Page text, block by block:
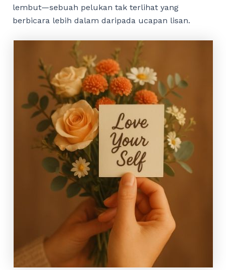
lembut—sebuah pelukan tak terlihat yang
berbicara lebih dalam daripada ucapan lisan.